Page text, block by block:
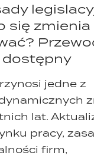
się zmienia
dostępny
jedne z
lat.
pracy,
firm,